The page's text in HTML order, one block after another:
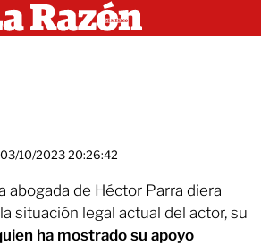
03/10/2023 20:26:42
abogada de Héctor Parra diera
situación legal actual del actor, su
ha mostrado su apoyo